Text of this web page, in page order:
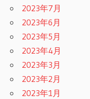
2023年7月
2023年6月
2023年5月
2023年4月
2023年3月
2023年2月
2023年1月